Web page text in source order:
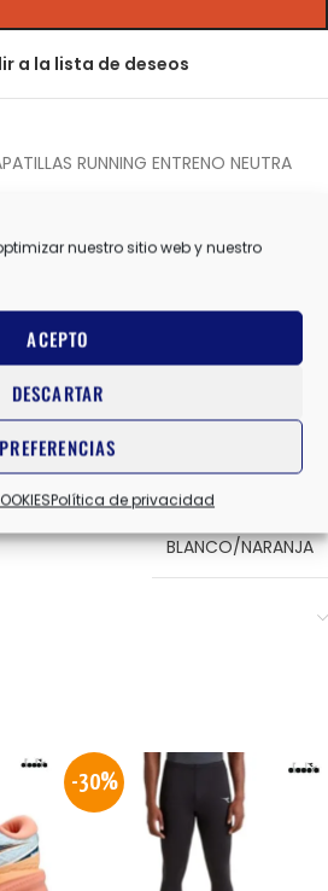
nuestro sitio web y nuestro
ACEPTO
DESCARTAR
PREFERENCIAS
Política de privacidad
a la lista de deseos
RUNNING ENTRENO NEUTRA
,11 USA,11.5 USA
BLANCO/NARANJA
-30%